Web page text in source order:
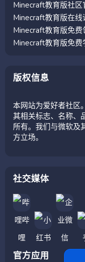
Minecraft教育版社区
Minecraft教育版在线
Minecraft教育版免费
Minecraft教育版免费
版权信息
本网站为爱好者社区
其相关标志、名称、
所有。我们与微软及
方立场。
社交媒体
官方应用